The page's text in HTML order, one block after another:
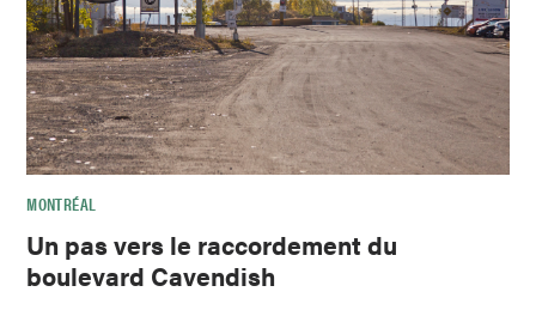
MONTRÉAL
Un pas vers le raccordement du
boulevard Cavendish